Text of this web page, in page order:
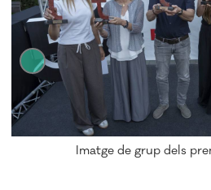
Imatge de grup dels